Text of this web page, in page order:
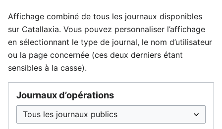
Affichage combiné de tous les journaux disponibles
sur Catallaxia. Vous pouvez personnaliser l’affichage
en sélectionnant le type de journal, le nom d’utilisateur
ou la page concernée (ces deux derniers étant
sensibles à la casse).
Journaux d’opérations